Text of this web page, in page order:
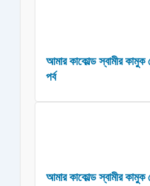
আমার কাকোল্ড স্বামীর
পর্ব
আমার কাকোল্ড স্বামীর